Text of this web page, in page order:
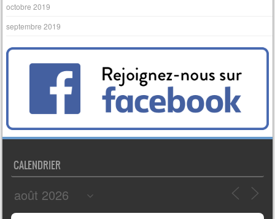
octobre 2019
septembre 2019
CALENDRIER